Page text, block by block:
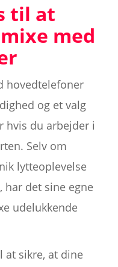
til at
med
hovedtelefoner
og et valg
hvis du arbejder i
Selv om
lytteoplevelse
har det sine egne
udelukkende
at sikre, at dine